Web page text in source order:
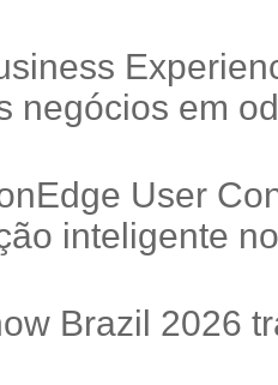
negócios em
User
inteligente
Brazil 2026